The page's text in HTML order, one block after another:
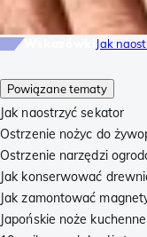
Powiązane tematy
Jak naostrzyć sekator
Ostrzenie nożyc do
Ostrzenie narzędzi
Jak konserwować
Jak zamontować
Japońskie noże
Jak